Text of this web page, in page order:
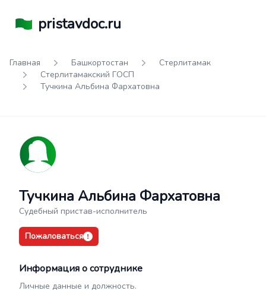
pristavdoc.ru
Главная Башкортостан
Стерлитамак
Стерлитамакский ГОСП
Тучкина Альбина Фархатовна
Тучкина Альбина Фархатовна
Судебный пристав-исполнитель
Пожаловаться
Информация о сотруднике
Личные данные и должность.